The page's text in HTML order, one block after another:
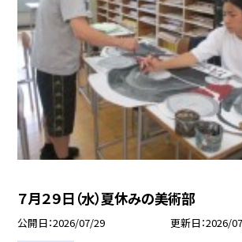
７月２９日（水）夏休みの美術部
公開日 2026/07/29 更新日 2026/